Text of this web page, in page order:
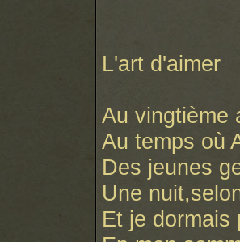
L'art d'aimer
Au vingtième
Au temps où
Des jeunes
Une
Et je dormais